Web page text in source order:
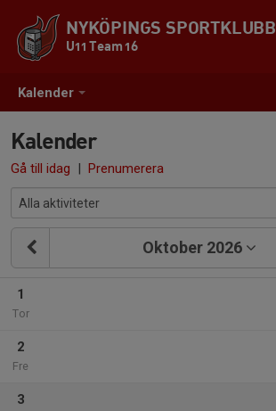
Kalender
NYKÖPINGS SPORTKLUBB
U11 Team 16
Kalender
Gå till idag | Prenumerera
Oktober 2026
1
Tor
2
Fre
3